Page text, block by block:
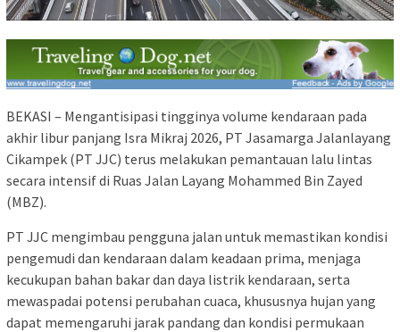
BEKASI – Mengantisipasi tingginya volume kendaraan pada
akhir libur panjang Isra Mikraj 2026, PT Jasamarga Jalanlayang
Cikampek (PT JJC) terus melakukan pemantauan lalu lintas
secara intensif di Ruas Jalan Layang Mohammed Bin Zayed
(MBZ).
PT JJC mengimbau pengguna jalan untuk memastikan kondisi
pengemudi dan kendaraan dalam keadaan prima, menjaga
kecukupan bahan bakar dan daya listrik kendaraan, serta
mewaspadai potensi perubahan cuaca, khususnya hujan yang
dapat memengaruhi jarak pandang dan kondisi permukaan